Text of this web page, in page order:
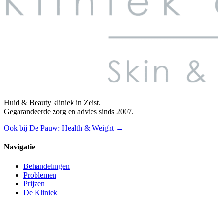
Huid & Beauty kliniek in Zeist.
Gegarandeerde zorg en advies sinds 2007.
Ook bij De Pauw: Health & Weight →
Navigatie
Behandelingen
Problemen
Prijzen
De Kliniek